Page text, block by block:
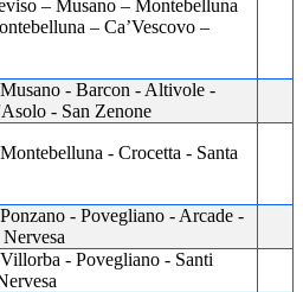
– Musano – Montebelluna
– Ca’Vescovo –
- Barcon - Altivole -
- San Zenone
- Crocetta - Santa
- Povegliano - Arcade -
- Povegliano - Santi